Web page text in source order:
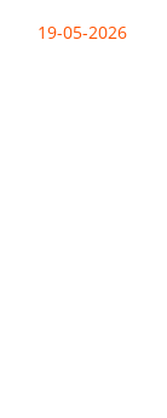
19-05-2026